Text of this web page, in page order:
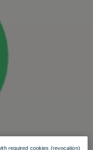
required cookies (revocation)